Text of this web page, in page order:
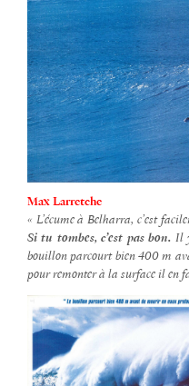
Max Larretche
« L’écume à Belharra, c’est
Si tu tombes, c’est pas bon. Il
bouillon parcourt bien 400 m
pour remonter à la surface il en